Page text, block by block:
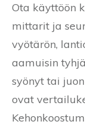
Ota käyttöön
mittarit ja
vyötärön,
aamuisin
syönyt tai
ovat